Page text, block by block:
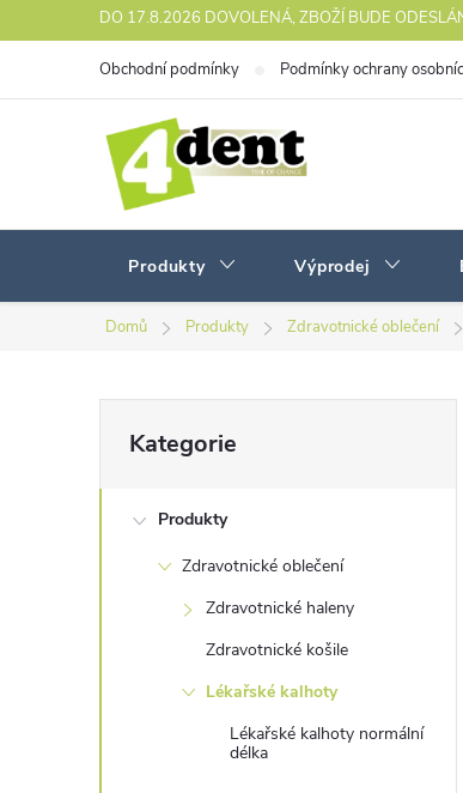
na
DO 17.8.2026 DOVOLENÁ, ZBOŽÍ BUDE
Obchodní podmínky Podmínky ochrany
Produkty Výprodej
Domů Produkty Zdravotnické oblečení
o
kategorie
Kategorie
Produkty
Zdravotnické oblečení
Zdravotnické haleny
Zdravotnické košile
Lékařské kalhoty
Lékařské kalhoty normální
délka